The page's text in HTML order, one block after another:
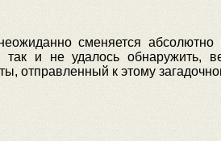
сменяется
и не удалось обнаружить,
отправленный к этому